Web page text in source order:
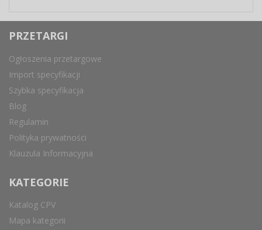
PRZETARGI
Ogłoszenia przetargowe
Import specyfikacji
Szybka specyfikacja
Blog
Regulamin
Polityka prywatności
Klauzula Informacyjna
KATEGORIE
Katalog CPV
Mapa kategorii